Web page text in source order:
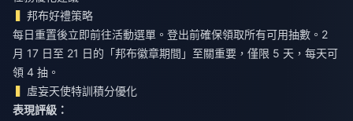
邦布好禮策略
每日重置後立即前往活動選單。登出前確保領取所有可用抽數。2
月 17 日至 21 日的「邦布徽章期間」至關重要，僅限 5 天，每天可
領 4 抽。
虛妄天使特訓積分優化
表現評級：